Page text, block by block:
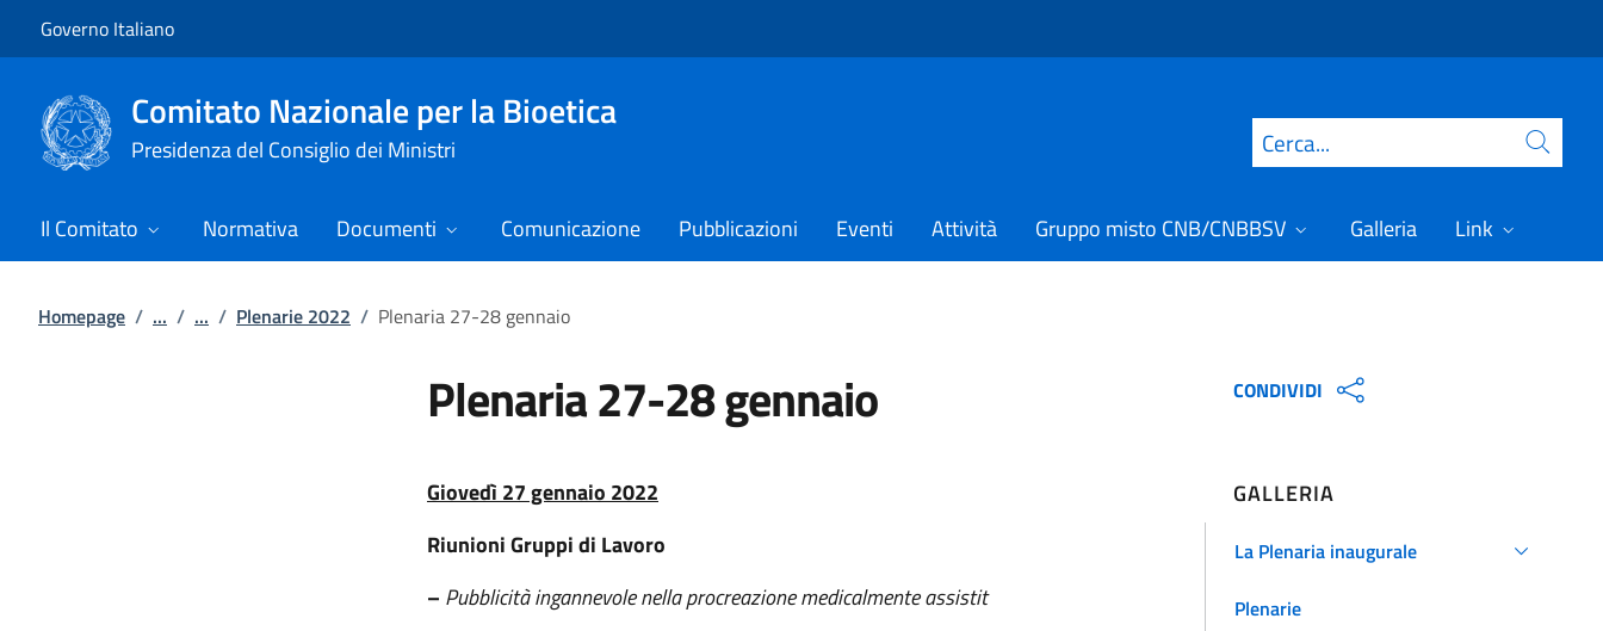
Governo Italiano
Comitato Nazionale per la Bioetica
Presidenza del Consiglio dei Ministri Cerca
Il Comitato Normativa Documenti Comunicazione Pubblicazioni Eventi Attività Gruppo misto CNB/CNBBSV Galleria Link
Homepage / ... / ... / Plenarie 2022 / Plenaria 27-28 gennaio
Plenaria 27-28 gennaio
Giovedì 27 gennaio 2022
Riunioni Gruppi di Lavoro
– Pubblicità ingannevole nella procreazione medicalmente assistit
CONDIVIDI
GALLERIA
La Plenaria inaugurale
Plenarie